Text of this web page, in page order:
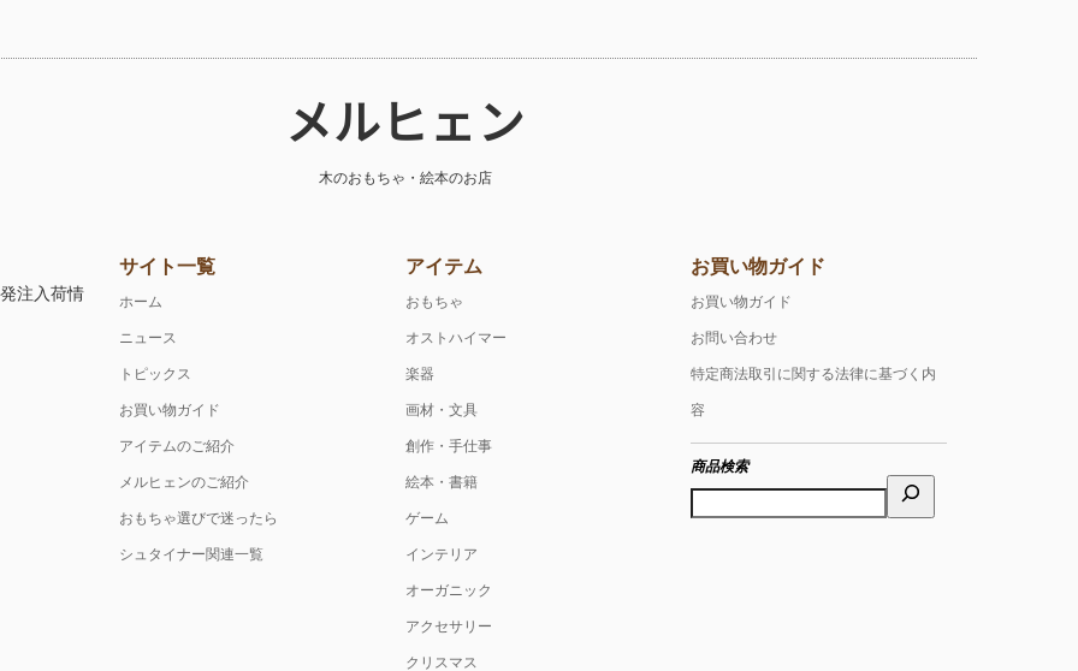
メルヒェン
木のおもちゃ・絵本のお店
注入荷情
サイト一覧
ホーム
ニュース
トピックス
お買い物ガイド
アイテムのご紹介
メルヒェンのご紹介
おもちゃ選びで迷ったら
シュタイナー関連一覧
アイテム
おもちゃ
オストハイマー
楽器
画材・文具
創作・手仕事
絵本・書籍
ゲーム
インテリア
オーガニック
アクセサリー
クリスマス
お買い物ガイド
お買い物ガイド
お問い合わせ
特定商法取引に関する法律に基づく内
容
商品検索